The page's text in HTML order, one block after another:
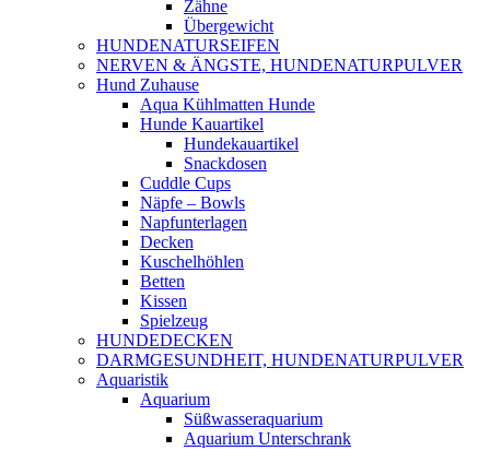
Zähne
Übergewicht
HUNDENATURSEIFEN
NERVEN & ÄNGSTE, HUNDENATURPULVER
Hund Zuhause
Aqua Kühlmatten Hunde
Hunde Kauartikel
Hundekauartikel
Snackdosen
Cuddle Cups
Näpfe – Bowls
Napfunterlagen
Decken
Kuschelhöhlen
Betten
Kissen
Spielzeug
HUNDEDECKEN
DARMGESUNDHEIT, HUNDENATURPULVER
Aquaristik
Aquarium
Süßwasseraquarium
Aquarium Unterschrank